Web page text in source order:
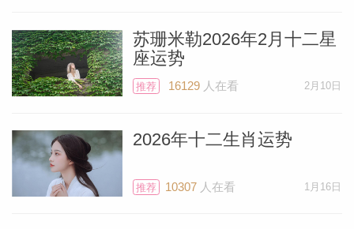
星在那个时候和木星的位置也相当的接近，
所以时机倒是恰到好处。（木星和水星的精
准合相将会发生在6月4日，将能够看到一
电量满格哟。
这个新月同时还带来的优势是，会让你们在
苏珊米勒2026年2月十二星
座运势
推荐 16129人在看 2月10日
2026年十二生肖运势
推荐 10307人在看 1月16日